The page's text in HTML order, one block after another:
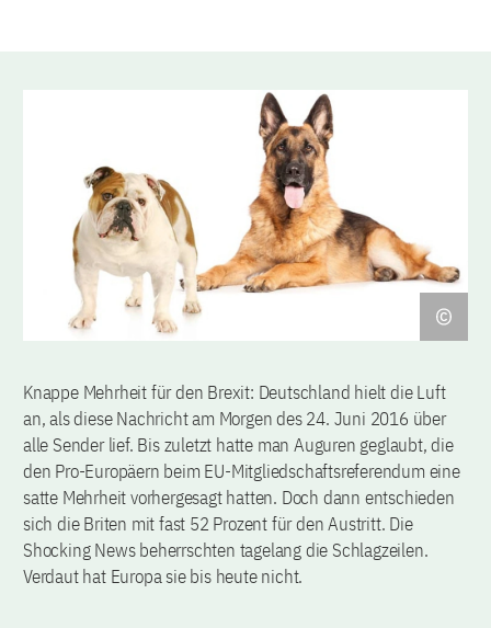
Knappe Mehrheit für den Brexit: Deutschland hielt die Luft
an, als diese Nachricht am Morgen des 24. Juni 2016 über
alle Sender lief. Bis zuletzt hatte man Auguren geglaubt, die
den Pro-Europäern beim EU-Mitgliedschaftsreferendum eine
satte Mehrheit vorhergesagt hatten. Doch dann entschieden
sich die Briten mit fast 52 Prozent für den Austritt. Die
Shocking News beherrschten tagelang die Schlagzeilen.
Verdaut hat Europa sie bis heute nicht.